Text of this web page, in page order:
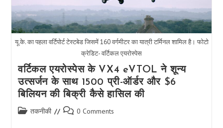
के
अगले
बड़े
स्टार
हैं?
यू.के. का पहला वर्टिपोर्ट टेस्टबेड जिसमें 160 वर्गमीटर का यात्री टर्मिनल शामिल है। फोटो
क्रेडिट- वर्टिकल एयरोस्पेस
वर्टिकल एयरोस्पेस के VX4 eVTOL ने शून्य
उत्सर्जन के साथ 1500 प्री-ऑर्डर और $6
बिलियन की बिक्री कैसे हासिल की
Post तकनीकी
Post 0 Comments